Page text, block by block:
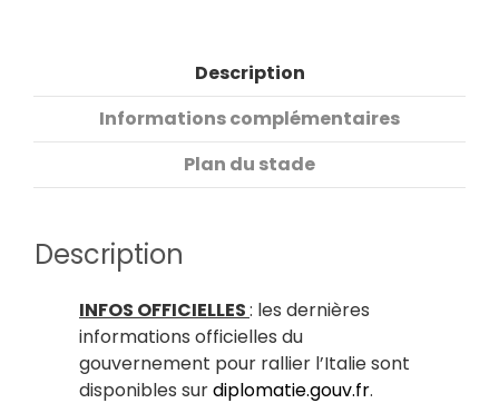
Description
Informations complémentaires
Plan du stade
Description
INFOS OFFICIELLES: les dernières
informations officielles du
gouvernement pour rallier l’Italie sont
disponibles surdiplomatie.gouv.fr.